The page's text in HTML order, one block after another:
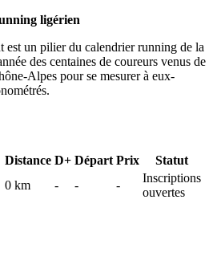
ligérien
est un pilier du calendrier running de la
des centaines de coureurs venus de
Alpes pour se mesurer à eux-
Distance D+ Départ Prix
Statut
0 km - - -
Inscriptions
ouvertes